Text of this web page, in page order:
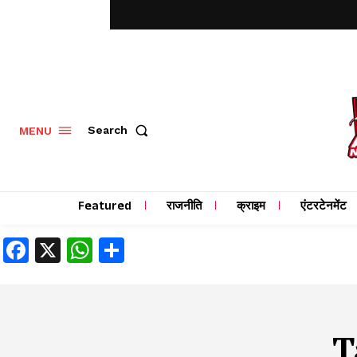
MENU Search
Featured राजनीति क्राइम एंटरटेनमेंट
Facebook
X WhatsApp